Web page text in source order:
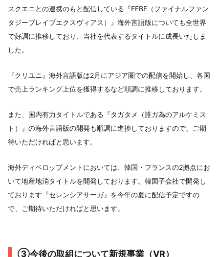
スクエニとの連携のもと配信している『FFBE（ファイナルファン
タジーブレイブエクスヴィアス）』海外言語版についても全世界
で好調に推移しており、当社を代表するタイトルに成長いたしま
した。
『クリユニ』海外言語版は2月にアジア圏での配信を開始し、各国
で売上ランキング上位を獲得するなど順調に推移しております。
また、国内有力タイトルである『タガタメ（誰ガ為のアルケミス
ト）』の海外言語版の開発も順調に進捗しておりますので、ご期
待いただければと思います。
海外ディベロップメントにおいては、韓国・フランスの2拠点にお
いて地産地消タイトルを開発しております。韓国子会社で開発し
ております『セレンシアサーガ』を今年の夏に配信予定ですの
で、ご期待いただければと思います。
③今後の取組について新規事業（VR）